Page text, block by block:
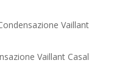
Vaillant
Vaillant Casal